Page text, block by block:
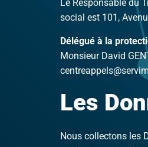
Le Responsable du
social est 101,
Délégué à la
Monsieur David
Les
Nous collectons les